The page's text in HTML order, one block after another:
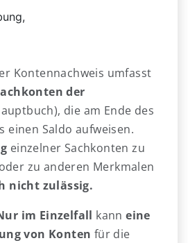
Kontennachweis umfasst
der
die am Ende des
einen Saldo aufweisen.
einzelner Sachkonten zu
zu anderen Merkmalen
nicht zulässig.
im Einzelfall kanneine
von Konten für die